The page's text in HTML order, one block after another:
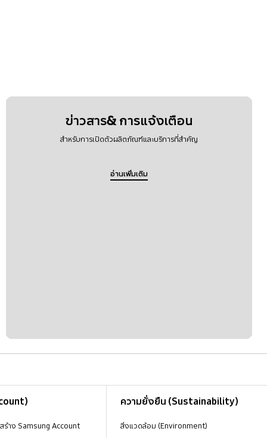
ข่าวสาร& การแจ้งเตือน
สำหรับการเปิดตัวผลิตภัณฑ์และบริการที่สำคัญ
อ่านเพิ่มเติม
ร้าง Samsung Account
ความยั่งยืน (Sustainability)
สิ่งแวดล้อม (Environment)